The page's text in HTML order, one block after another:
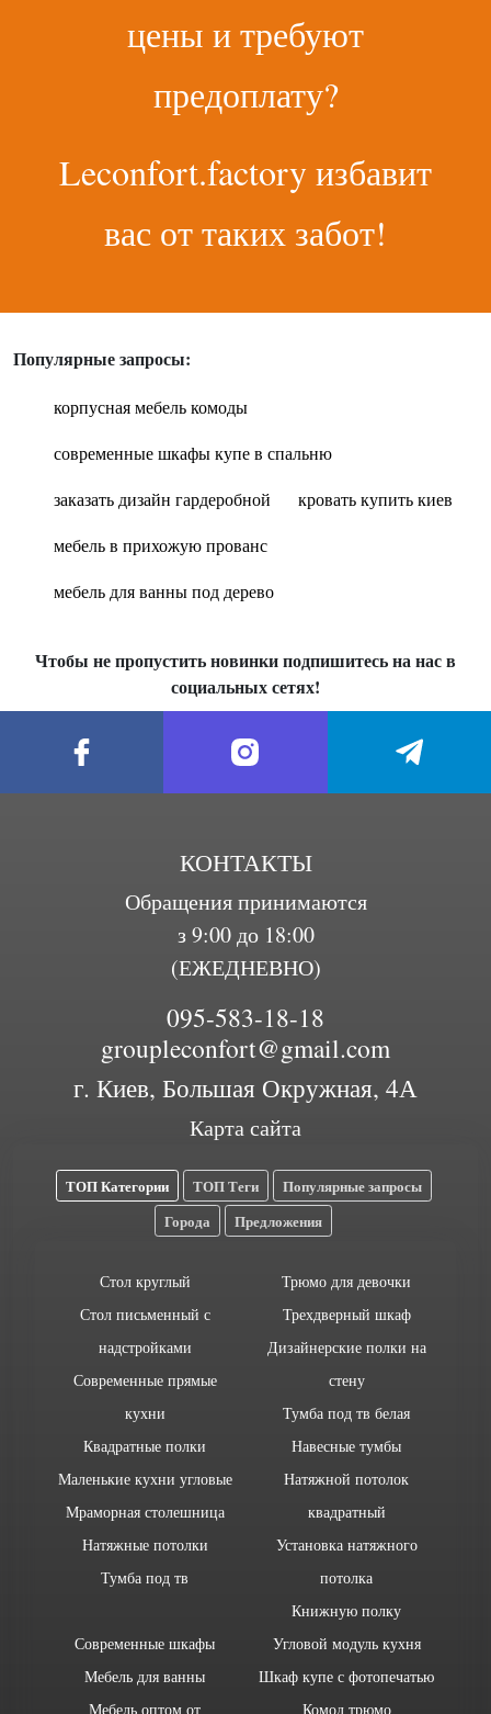
цены и требуют
предоплату?
Leconfort.factory избавит
вас от таких забот!
Популярные запросы:
корпусная мебель комоды
современные шкафы купе в спальню
заказать дизайн гардеробной
кровать купить киев
мебель в прихожую прованс
мебель для ванны под дерево
Чтобы не пропустить новинки подпишитесь на нас в
социальных сетях!
КОНТАКТЫ
Обращения принимаются
з 9:00 до 18:00
(ЕЖЕДНЕВНО)
095-583-18-18
groupleconfort@gmail.com
г. Киев, Большая Окружная, 4А
Карта сайта
ТОП Категории ТОП Теги
Популярные запросы
Города
Предложения
Стол круглый
Стол письменный с
надстройками
Современные прямые
кухни
Квадратные полки
Маленькие кухни угловые
Мраморная столешница
Натяжные потолки
Тумба под тв
Трюмо для девочки
Трехдверный шкаф
Дизайнерские полки на
стену
Тумба под тв белая
Навесные тумбы
Натяжной потолок
квадратный
Установка натяжного
потолка
Книжную полку
Современные шкафы
Мебель для ванны
Мебель оптом от
Угловой модуль кухня
Шкаф купе с фотопечатью
Комод трюмо